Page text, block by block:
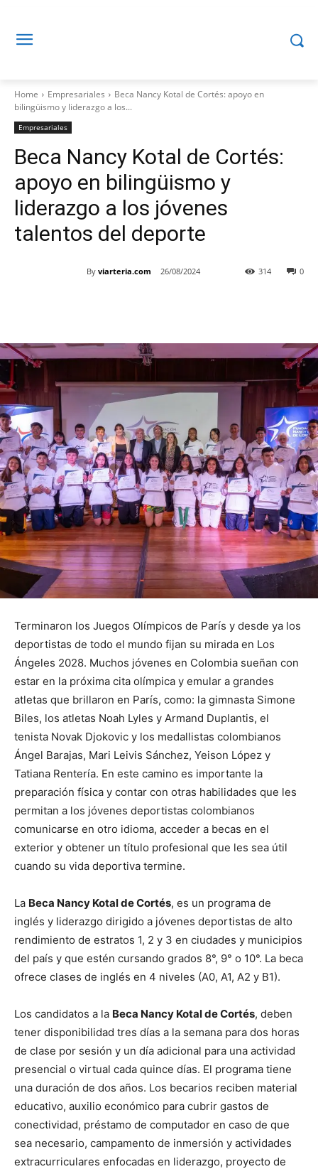
Home Empresariales
Beca Nancy Kotal de Cortés: apoyo en
bilingüismo y liderazgo a los...
Empresariales
Beca Nancy Kotal de Cortés:
apoyo en bilingüismo y
liderazgo a los jóvenes
talentos del deporte
By viarteria.com 26/08/2024 0
314
Terminaron los Juegos Olímpicos de París y desde ya los
deportistas de todo el mundo fijan su mirada en Los
Ángeles 2028. Muchos jóvenes en Colombia sueñan con
estar en la próxima cita olímpica y emular a grandes
atletas que brillaron en París, como: la gimnasta Simone
Biles, los atletas Noah Lyles y Armand Duplantis, el
tenista Novak Djokovic y los medallistas colombianos
Ángel Barajas, Mari Leivis Sánchez, Yeison López y
Tatiana Rentería. En este camino es importante la
preparación física y contar con otras habilidades que les
permitan a los jóvenes deportistas colombianos
comunicarse en otro idioma, acceder a becas en el
exterior y obtener un título profesional que les sea útil
cuando su vida deportiva termine.
La Beca Nancy Kotal de Cortés, es un programa de
inglés y liderazgo dirigido a jóvenes deportistas de alto
rendimiento de estratos 1, 2 y 3 en ciudades y municipios
del país y que estén cursando grados 8°, 9° o 10°. La beca
ofrece clases de inglés en 4 niveles (A0, A1, A2 y B1).
Los candidatos a la Beca Nancy Kotal de Cortés, deben
tener disponibilidad tres días a la semana para dos horas
de clase por sesión y un día adicional para una actividad
presencial o virtual cada quince días. El programa tiene
una duración de dos años. Los becarios reciben material
educativo, auxilio económico para cubrir gastos de
conectividad, préstamo de computador en caso de que
sea necesario, campamento de inmersión y actividades
extracurriculares enfocadas en liderazgo, proyecto de